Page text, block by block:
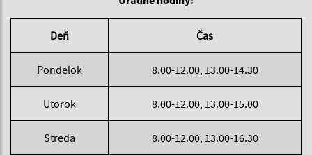
Deň Čas
Pondelok 8.00-12.00, 13.00-14.30
Utorok 8.00-12.00, 13.00-15.00
Streda 8.00-12.00, 13.00-16.30